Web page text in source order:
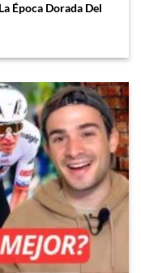
Época Dorada Del